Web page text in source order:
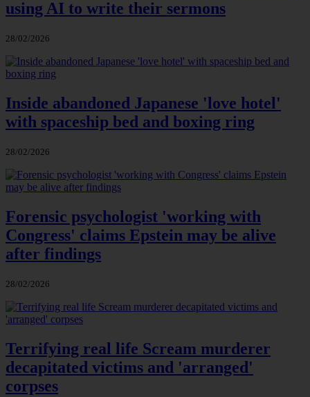
using AI to write their sermons
28/02/2026
Inside abandoned Japanese 'love hotel'
with spaceship bed and boxing ring
28/02/2026
Forensic psychologist 'working with
Congress' claims Epstein may be alive
after findings
28/02/2026
Terrifying real life Scream murderer
decapitated victims and 'arranged'
corpses